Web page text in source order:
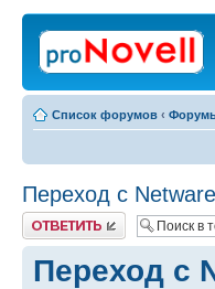
Список форумов ‹
Переход с
Ответить
Переход с